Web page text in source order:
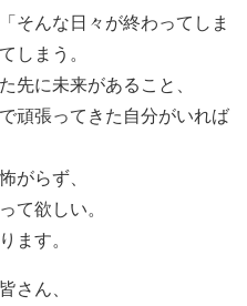
そんな日々が終わってしま
しまう。
先に未来があること、
頑張ってきた自分がいれば
がらず、
て欲しい。
ます。
さん、